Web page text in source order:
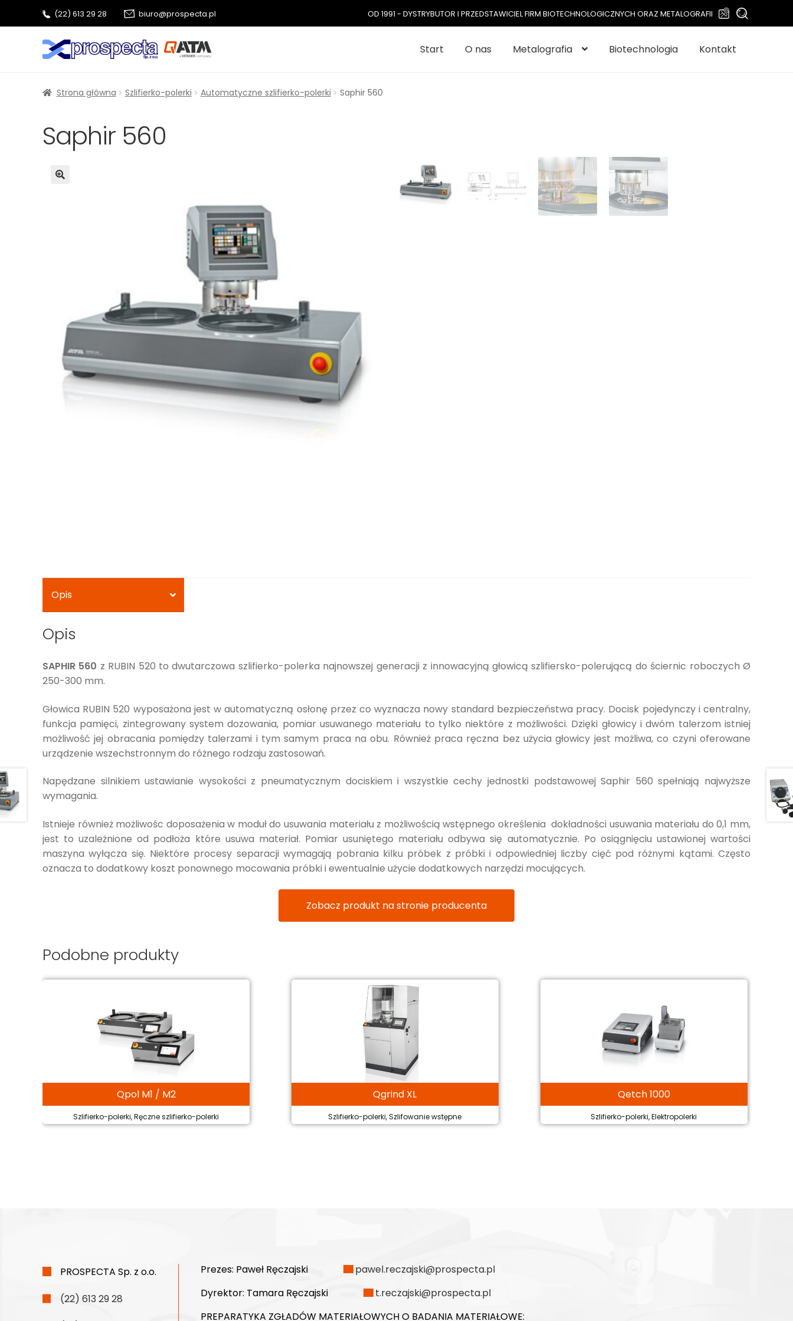
(22) 613 29 28 biuro@prospecta.pl OD 1991 - DYSTRYBUTOR I PRZEDSTAWICIEL FIRM BIOTECHNOLOGICZNYCH ORAZ METALOGRAFII Szukaj:
Szukaj
do
nawigacji
do
treści
Start O nas Metalografia Biotechnologia Kontakt
Strona główna Szlifierko-polerki Automatyczne szlifierko-polerki Saphir 560
Saphir 560
Opis
Opis
SAPHIR 560 z RUBIN 520 to dwutarczowa szlifierko-polerka najnowszej generacji z innowacyjną głowicą szlifiersko-polerującą do ściernic roboczych Ø
250-300 mm.
Głowica RUBIN 520 wyposażona jest w automatyczną osłonę przez co wyznacza nowy standard bezpieczeństwa pracy. Docisk pojedynczy i centralny,
funkcja pamięci, zintegrowany system dozowania, pomiar usuwanego materiału to tylko niektóre z możliwości. Dzięki głowicy i dwóm talerzom istniej
możliwość jej obracania pomiędzy talerzami i tym samym praca na obu. Również praca ręczna bez użycia głowicy jest możliwa, co czyni oferowane
urządzenie wszechstronnym do różnego rodzaju zastosowań.
Napędzane silnikiem ustawianie wysokości z pneumatycznym dociskiem i wszystkie cechy jednostki podstawowej Saphir 560 spełniają najwyższe
wymagania.
Istnieje również możliwośc doposażenia w moduł do usuwania materiału z możliwością wstępnego określenia dokładności usuwania materiału do 0,1 mm,
jest to uzależnione od podłoża które usuwa materiał. Pomiar usuniętego materiału odbywa się automatycznie. Po osiągnięciu ustawionej wartości
maszyna wyłącza się. Niektóre procesy separacji wymagają pobrania kilku próbek z próbki i odpowiedniej liczby cięć pod różnymi kątami. Często
oznacza to dodatkowy koszt ponownego mocowania próbki i ewentualnie użycie dodatkowych narzędzi mocujących.
Zobacz produkt na stronie producenta
Podobne produkty
Qpol M1 / M2
Szlifierko-polerki, Ręczne szlifierko-polerki
Qgrind XL
Szlifierko-polerki, Szlifowanie wstępne
Qetch 1000
Szlifierko-polerki, Elektropolerki
PROSPECTA Sp. z o.o.
(22) 613 29 28
Prezes: Paweł Ręczajski
pawel.reczajski@prospecta.pl
Dyrektor: Tamara Ręczajski
t.reczajski@prospecta.pl
PREPARATYKA ZGŁADÓW MATERIAŁOWYCH O BADANIA MATERIAŁOWE: